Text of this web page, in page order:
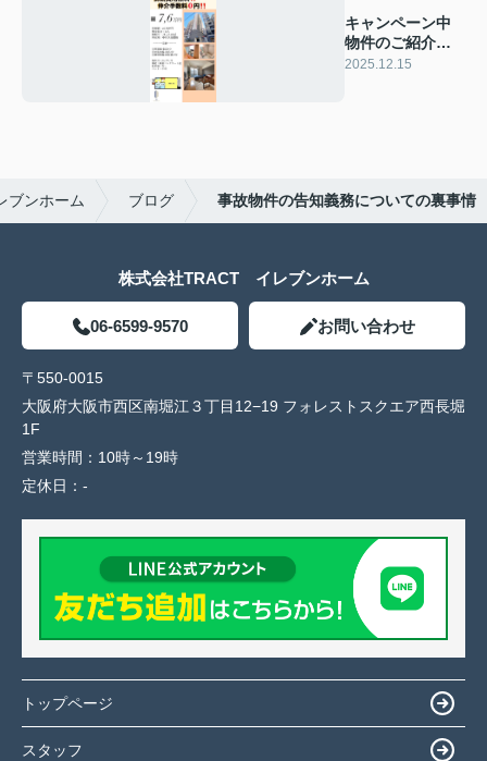
キャンペーン中
物件のご紹介☆
彡
2025.12.15
ブンホーム ブログ 事故物件の告知義務についての裏事情
株式会社TRACT イレブンホーム
06-6599-9570 お問い合わせ
〒550-0015
大阪府大阪市西区南堀江３丁目12−19 フォレストスクエア西長堀
1F
営業時間： 10時～19時
定休日： -
トップページ
スタッフ